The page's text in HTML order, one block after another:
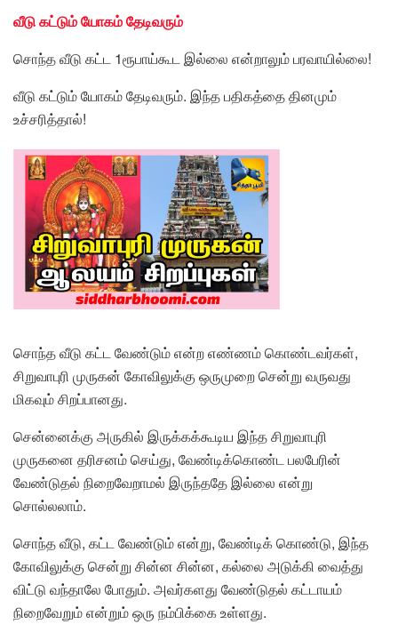
வீடு கட்டும் யோகம் தேடிவரும்
சொந்த வீடு கட்ட 1ரூபாய்கூட இல்லை என்றாலும் பரவாயில்லை!
வீடு கட்டும் யோகம் தேடிவரும். இந்த பதிகத்தை தினமும்
உச்சரித்தால்!
சொந்த வீடு கட்ட வேண்டும் என்ற எண்ணம் கொண்டவர்கள்,
சிறுவாபுரி முருகன் கோவிலுக்கு ஒருமுறை சென்று வருவது
மிகவும் சிறப்பானது.
சென்னைக்கு அருகில் இருக்கக்கூடிய இந்த சிறுவாபுரி
முருகனை தரிசனம் செய்து, வேண்டிக்கொண்ட பலபேரின்
வேண்டுதல் நிறைவேறாமல் இருந்ததே இல்லை என்று
சொல்லலாம்.
சொந்த வீடு, கட்ட வேண்டும் என்று, வேண்டிக் கொண்டு, இந்த
கோவிலுக்கு சென்று சின்ன சின்ன, கல்லை அடுக்கி வைத்து
விட்டு வந்தாலே போதும். அவர்களது வேண்டுதல் கட்டாயம்
நிறைவேறும் என்றும் ஒரு நம்பிக்கை உள்ளது.